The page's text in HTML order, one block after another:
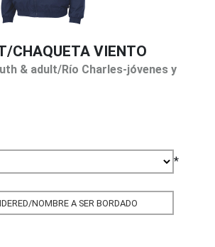
CHAQUETA VIENTO
& adult/Río Charles-jóvenes y
*